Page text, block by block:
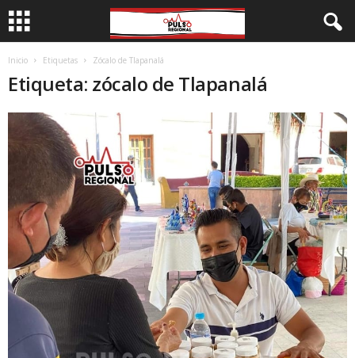
Inicio Etiquetas Zócalo de Tlapanalá
Etiqueta: zócalo de Tlapanalá